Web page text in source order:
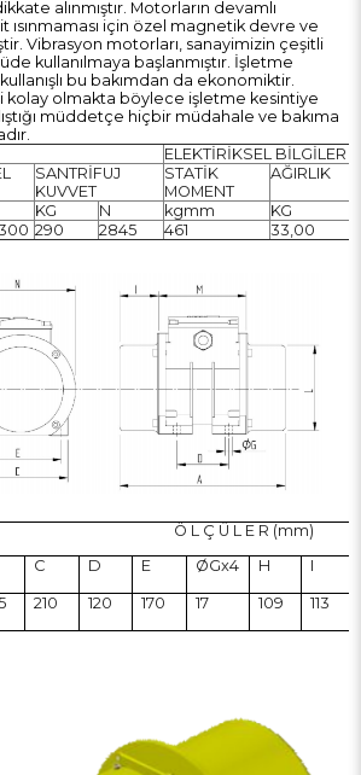
alınmıştır. Motorların devamlı
ısınmaması için özel magnetik devre ve
Vibrasyon motorları, sanayimizin çeşitli
kullanılmaya başlanmıştır. İşletme
kullanışlı bu bakımdan da ekonomiktir.
kolay olmakta böylece işletme kesintiye
müddetçe hiçbir müdahale ve bakıma
ELEKTİRİKSEL BİLGİLER
SANTRİFUJ
KUVVET
STATİK
MOMENT
AĞIRLIK
KG N kgmm
KG
290 2845 461 33,00
Ö L Ç Ü L E R (mm)
C D E ØGx4 H I
210 120 170 17 109 113